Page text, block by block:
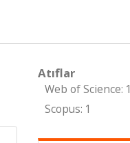
Atıflar
Web of Science: 1
Scopus: 1